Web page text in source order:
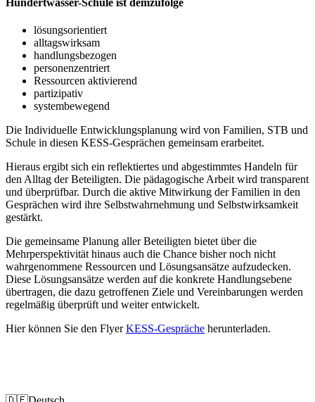
Hundertwasser-Schule ist demzufolge
lösungsorientiert
alltagswirksam
handlungsbezogen
personenzentriert
Ressourcen aktivierend
partizipativ
systembewegend
Die Individuelle Entwicklungsplanung wird von Familien, STB und
Schule in diesen KESS-Gesprächen gemeinsam erarbeitet.
Hieraus ergibt sich ein reflektiertes und abgestimmtes Handeln für
den Alltag der Beteiligten. Die pädagogische Arbeit wird transparent
und überprüfbar. Durch die aktive Mitwirkung der Familien in den
Gesprächen wird ihre Selbstwahrnehmung und Selbstwirksamkeit
gestärkt.
Die gemeinsame Planung aller Beteiligten bietet über die
Mehrperspektivität hinaus auch die Chance bisher noch nicht
wahrgenommene Ressourcen und Lösungsansätze aufzudecken.
Diese Lösungsansätze werden auf die konkrete Handlungsebene
übertragen, die dazu getroffenen Ziele und Vereinbarungen werden
regelmäßig überprüft und weiter entwickelt.
Hier können Sie den FlyerKESS-Gespräche herunterladen.